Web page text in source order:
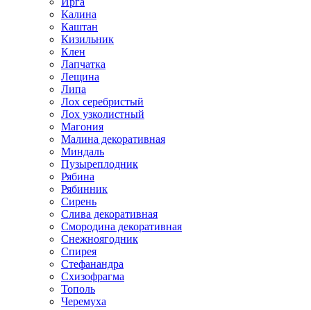
Калина
Каштан
Кизильник
Клен
Лапчатка
Лещина
Липа
Лох серебристый
Лох узколистный
Магония
Малина декоративная
Миндаль
Пузыреплодник
Рябина
Рябинник
Сирень
Слива декоративная
Смородина декоративная
Снежноягодник
Спирея
Стефанандра
Схизофрагма
Тополь
Черемуха